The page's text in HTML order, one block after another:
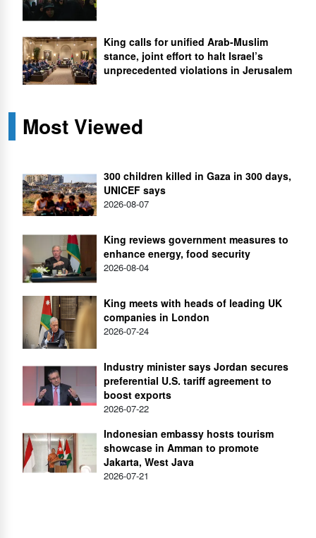
King calls for unified Arab-Muslim
stance, joint effort to halt Israel’s
unprecedented violations in Jerusalem
Most Viewed
300 children killed in Gaza in 300 days,
UNICEF says
2026-08-07
King reviews government measures to
enhance energy, food security
2026-08-04
King meets with heads of leading UK
companies in London
2026-07-24
Industry minister says Jordan secures
preferential U.S. tariff agreement to
boost exports
2026-07-22
Indonesian embassy hosts tourism
showcase in Amman to promote
Jakarta, West Java
2026-07-21